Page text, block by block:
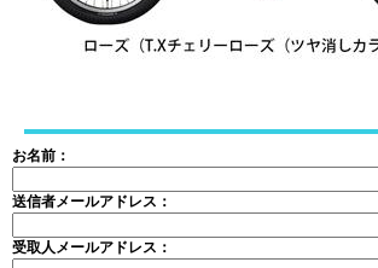
お名前：
送信者メールアドレス：
受取人メールアドレス：